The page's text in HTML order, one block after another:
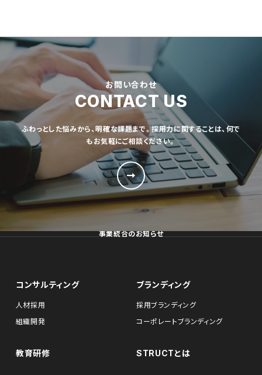
お問い合わせ
CONTACT US
ふわっとした悩みから、明確な課題まで。採用力に関することは、何で
もお気軽にご相談ください。
事業統合のお知らせ
コンサルティング
人材採用
組織開発
ブランディング
採用ブランディング
コーポレートブランディング
教育研修 STRUCTとは